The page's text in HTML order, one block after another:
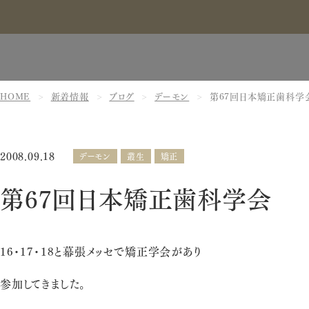
HOME 新着情報 ブログ デーモン 第67回日本矯正歯科学
2008.09.18 デーモン 叢生 矯正
第67回日本矯正歯科学会
16・17・18と幕張メッセで矯正学会があり
参加してきました。